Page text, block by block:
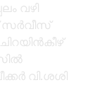
വഴി
സർവീസ്
വി.ശശി